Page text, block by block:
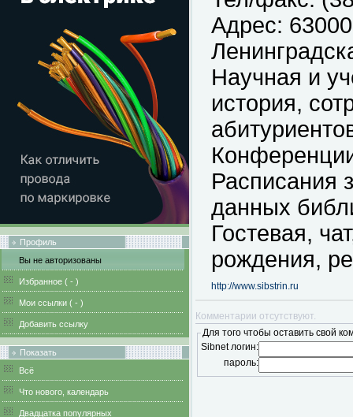
Профиль
Вы не авторизованы
Избранное ( - )
Мои ссылки ( - )
Добавить ссылку
Показать
Всё
Что нового, календарь
Двадцатка популярных
Адрес:
Научная и
история,
Расписания
данных
Гостевая,
рождения,
http://www.sibstrin.ru
Комментарии отсутствуют.
Для того чтобы оставить свой
Sibnet логин:
пароль: